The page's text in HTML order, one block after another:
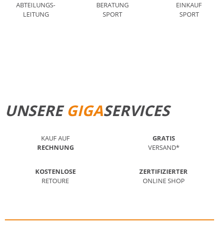
ABTEILUNGS-
LEITUNG
BERATUNG
SPORT
EINKAUF
SPORT
UNSEREGIGASERVICES
KAUF AUF
RECHNUNG
GRATIS
VERSAND*
KOSTENLOSE
RETOURE
ZERTIFIZIERTER
ONLINE SHOP